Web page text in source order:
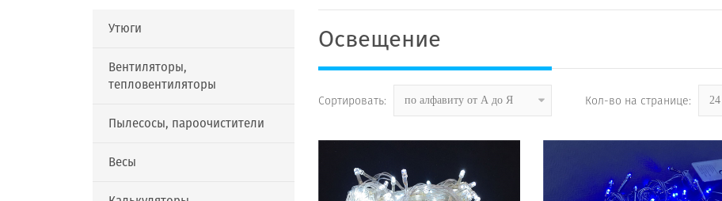
Утюги
Вентиляторы,
тепловентиляторы
Пылесосы, пароочистители
Весы
Освещение
Сортировать: по алфавиту от А до Я Кол-во на странице: 24